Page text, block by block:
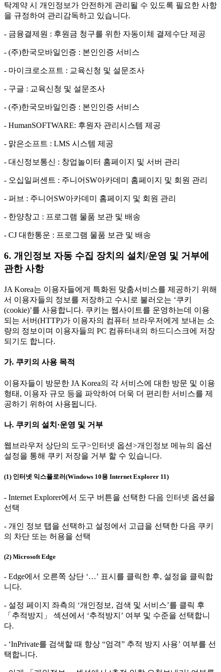
탁계약 시 개인정보가 안전하게 관리될 수 있도록 필요한 사항
을 규정하여 관리감독하고 있습니다.
- 금융결제원 : 후원금 청구를 위한 자동이체 결제수단 제공
- (주)한국모바일인증 : 본인인증 서비스
- 마이크로소프트 : 교육신청 및 설문조사
- 구글 : 교육신청 및 설문조사
- (주)한국모바일인증 : 본인인증 서비스
- HumanSOFTWARE: 후원자 관리시스템 제공
- 맑은소프트 : LMS 시스템 제공
- 대신정보통신 : 창업놀이터 홈페이지 및 서버 관리
- 오십일퍼센트 : 주니어SW아카데미 홈페이지 및 회원 관리
- 퍼브 : 주니어SW아카데미 홈페이지 및 회원 관리
- 한양창고 : 프로그램 물품 보관 및 배송
- CJ 대한통운 : 프로그램 물품 보관 및 배송
6. 개인정보 자동 수집 장치의 설치/운영 및 거부에
관한 사항
JA Korea는 이용자들에게 특화된 맞춤서비스를 제공하기 위해
서 이용자들의 정보를 저장하고 수시로 불러오는 ‘쿠키
(cookie)’를 사용합니다. 쿠키는 웹사이트를 운영하는데 이용
되는 서버(HTTP)가 이용자의 컴퓨터 브라우저에게 보내는 소
량의 정보이며 이용자들의 PC 컴퓨터내의 하드디스크에 저장
되기도 합니다.
가. 쿠키의 사용 목적
이용자들이 방문한 JA Korea의 각 서비스에 대한 방문 및 이용
형태, 이용자 규모 등을 파악하여 더욱 더 편리한 서비스를 제
공하기 위하여 사용됩니다.
나. 쿠키의 설치·운영 및 거부
웹브라우저 상단의 도구>인터넷 옵션>개인정보 메뉴의 옵션
설정을 통해 쿠키 저장을 거부 할 수 있습니다.
(1) 인터넷 익스플로러(Windows 10용 Internet Explorer 11)
- Internet Explorer에서 도구 버튼을 선택한 다음 인터넷 옵션을
선택
- 개인 정보 탭을 선택하고 설정에서 고급을 선택한 다음 쿠키
의 차단 또는 허용을 선택
(2) Microsoft Edge
- Edge에서 오른쪽 상단 ‘…’ 표시를 클릭한 후, 설정을 클릭합
니다.
- 설정 페이지 좌측의 ‘개인정보, 검색 및 서비스’를 클릭 후
「추적방지」 섹션에서 ‘추적방지’ 여부 및 수준을 선택합니
다.
- ‘InPrivate를 검색할 때 항상 “엄격” 추적 방지 사용’ 여부를 선
택합니다.